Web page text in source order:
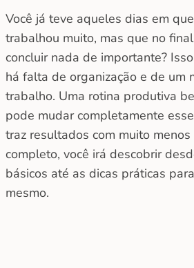
Você já teve aqueles dias em
trabalhou muito, mas que no
concluir nada de importante?
há falta de organização e de um
trabalho. Uma rotina produtiva
pode mudar completamente
traz resultados com muito
completo, você irá descobrir
básicos até as dicas práticas
mesmo.